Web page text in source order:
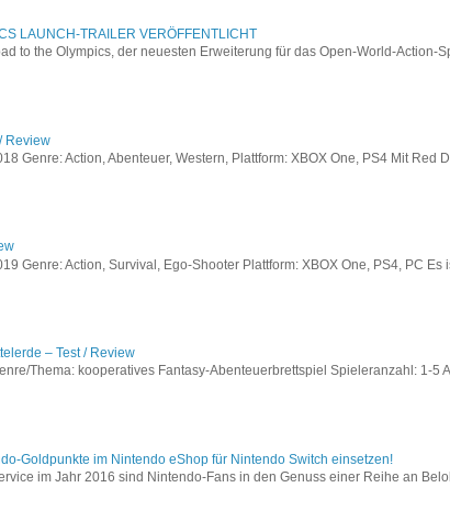
LAUNCH-TRAILER VERÖFFENTLICHT
to the Olympics, der neuesten Erweiterung für das Open-World-Action-
Review
Genre: Action, Abenteuer, Western, Plattform: XBOX One, PS4 Mit Red
Genre: Action, Survival, Ego-Shooter Plattform: XBOX One, PS4, PC Es
– Test / Review
Thema: kooperatives Fantasy-Abenteuerbrettspiel Spieleranzahl: 1-5
Goldpunkte im Nintendo eShop für Nintendo Switch einsetzen!
im Jahr 2016 sind Nintendo-Fans in den Genuss einer Reihe an